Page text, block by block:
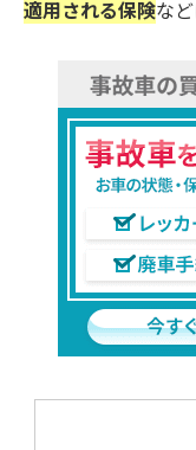
適用される保険な